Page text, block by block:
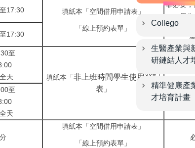
17:30 填紙本「空間借用申請表」
「線上預約表單」
非必要
優
(但依然以
17:30
至
天
填紙本「非上班時間學生使用登記
表 」
至
天
填紙本「空間借用申請表」
「線上預約表單」
Collego
生醫產業與
研鏈結人才
精準健康產
才培育計畫